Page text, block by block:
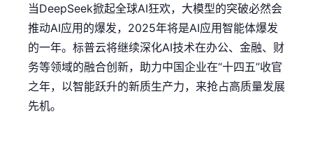
当DeepSeek掀起全球AI狂欢，大模型的突破必然会
推动AI应用的爆发，2025年将是AI应用智能体爆发
的一年。标普云将继续深化AI技术在办公、金融、财
务等领域的融合创新，助力中国企业在“十四五”收官
之年，以智能跃升的新质生产力，来抢占高质量发展
先机。